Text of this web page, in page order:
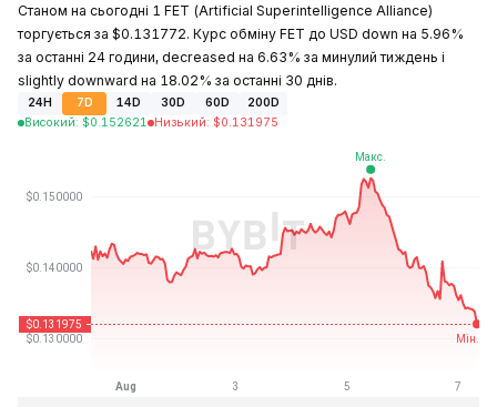
Станом на сьогодні 1 FET (Artificial Superintelligence Alliance)
торгується за $0.131772. Курс обміну FET до USD down на 5.96%
за останні 24 години, decreased на 6.63% за минулий тиждень і
slightly downward на 18.02% за останні 30 днів.
24H 7D 14D 30D 60D
200D
Високий: $0.152621 Низький: $0.131975
Останнє оновлення: 2026-08-07, 08:09 GMT+0